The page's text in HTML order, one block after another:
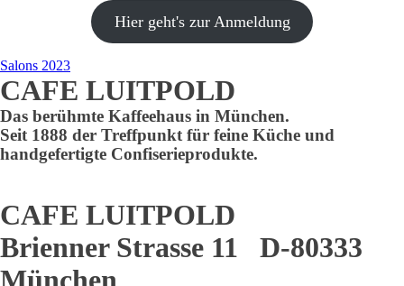
Hier geht's zur Anmeldung
Salons 2023
CAFE LUITPOLD
Das berühmte Kaffeehaus in München.
Seit 1888 der Treffpunkt für feine Küche und
handgefertigte Confiserieprodukte.
CAFE LUITPOLD
Brienner Strasse 11 D-80333